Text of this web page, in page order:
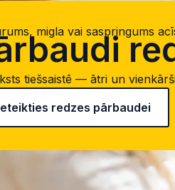
migla vai saspringums
tiešsaistē — ātri un
redzes pārbaudei